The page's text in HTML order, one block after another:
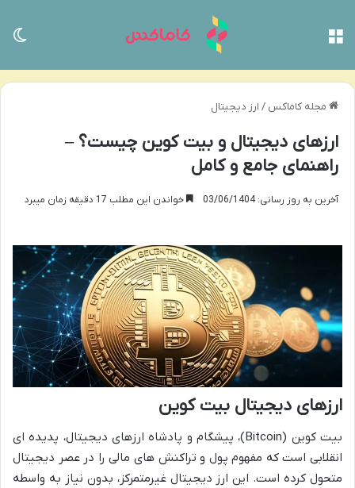
مجله کاماکس / ارز دیجیتال
ارزهای دیجیتال و بیت کوین چیست؟ –
راهنمای جامع و کامل
آخرین به روز رسانی: 03/06/1404 خواندن این مطلب 17 دقیقه زمان میبرد
ارزهای دیجیتال بیت کوین
بیت کوین (Bitcoin)، پیشگام و پادشاه ارزهای دیجیتال، پدیده ای
انقلابی است که مفهوم پول و تراکنش های مالی را در عصر دیجیتال
متحول کرده است. این ارز دیجیتال غیرمتمرکز، بدون نیاز به واسطه